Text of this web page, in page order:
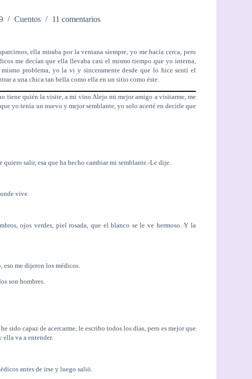
Cuentos 11 comentarios
ella miraba por la ventana siempre, yo me hacía cerca, pero
me decían que ella llevaba casi el mismo tiempo que yo interna,
problema, yo la vi y sinceramente desde que lo hice sentí el
a una chica tan bella como ella en un sitio como éste.
tiene quién la visite, a mi vino Alejo mi mejor amigo a visitarme, me
yo tenía un nuevo y mejor semblante, yo solo acerté en decirle que
salir, esa que ha hecho cambiar mi semblante.-Le dije.
vive.
ojos verdes, piel rosada, que el blanco se le ve hermoso. Y la
eso me dijeron los médicos.
son hombres.
sido capaz de acercarme, le escribo todos los días, pero es mejor que
ella va a entender.
antes de irse y luego salió.